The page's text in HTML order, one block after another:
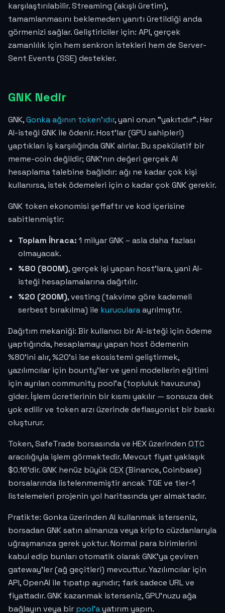
karşılaştırılabilir. Streaming (akışlı üretim),
tamamlanmasını beklemeden yanıtı üretildiği anda
görmenizi sağlar. Geliştiriciler için: API, gerçek
zamanlılık için hem senkron istekleri hem de Server-
Sent Events (SSE) destekler.
GNK Nedir
GNK,Gonka ağının token'ıdır, yani onun "yakıtıdır". Her
AI-isteği GNK ile ödenir. Host'lar (GPU sahipleri)
yaptıkları iş karşılığında GNK alırlar. Bu spekülatif bir
meme-coin değildir; GNK'nın değeri gerçek AI
hesaplama talebine bağlıdır: ağı ne kadar çok kişi
kullanırsa, istek ödemeleri için o kadar çok GNK gerekir.
GNK token ekonomisi şeffaftır ve kod içerisine
sabitlenmiştir:
Toplam İhraca: 1 milyar GNK – asla daha fazlası
olmayacak.
%80 (800M), gerçek işi yapan host'lara, yani AI-
isteği hesaplamalarına dağıtılır.
%20 (200M), vesting (takvime göre kademeli
serbest bırakılma) ile kurucularaayrılmıştır.
Dağıtım mekaniği: Bir kullanıcı bir AI-isteği için ödeme
yaptığında, hesaplamayı yapan host ödemenin
%80'ini alır, %20'si ise ekosistemi geliştirmek,
yazılımcılar için bounty'ler ve yeni modellerin eğitimi
için ayrılan community pool'a (topluluk havuzuna)
gider. İşlem ücretlerinin bir kısmı yakılır — sonsuza dek
yok edilir ve token arzı üzerinde deflasyonist bir baskı
oluşturur.
Token, SafeTrade borsasında ve HEX üzerinden OTC
aracılığıyla işlem görmektedir. Mevcut fiyat yaklaşık
$0.16'dir. GNK henüz büyükCEX(Binance, Coinbase)
borsalarında listelenmemiştir ancak TGE ve tier-1
listelemeleri projenin yol haritasında yer almaktadır.
Pratikte: Gonka üzerinden AI kullanmak isterseniz,
borsadan GNK satın almanıza veya kripto cüzdanlarıyla
uğraşmanıza gerek yoktur. Normal para birimlerini
kabul edip bunları otomatik olarak GNK'ya çeviren
gateway'ler (ağ geçitleri) mevcuttur. Yazılımcılar için
API, OpenAI ile tıpatıp aynıdır; fark sadece URL ve
fiyattadır. GNK kazanmak isterseniz, GPU'nuzu ağa
bağlayın veya bir pool'ayatırım yapın.